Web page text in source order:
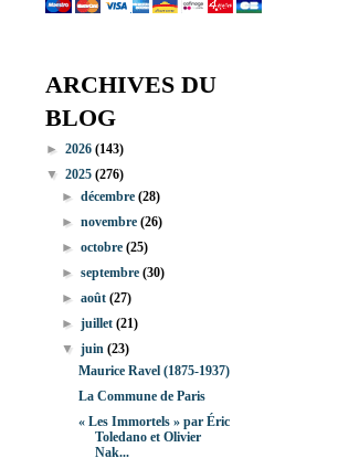
ARCHIVES DU
BLOG
► 2026 (143)
▼ 2025 (276)
►décembre(28)
►novembre(26)
►octobre(25)
►septembre(30)
►août(27)
►juillet(21)
▼juin(23)
Maurice Ravel (1875-1937)
La Commune de Paris
« Les Immortels » par Éric
Toledano et Olivier
Nak...